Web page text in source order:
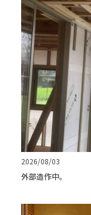
2026/08/03
外部造作中。